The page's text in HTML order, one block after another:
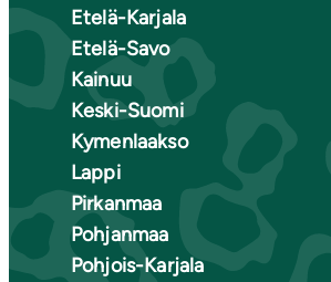
Etelä-Karjala
Etelä-Savo
Kainuu
Keski-Suomi
Kymenlaakso
Lappi
Pirkanmaa
Pohjanmaa
Pohjois-Karjala